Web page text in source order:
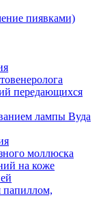
пиявками)
передающихся
лампы Вуда
моллюска
на коже
папиллом,